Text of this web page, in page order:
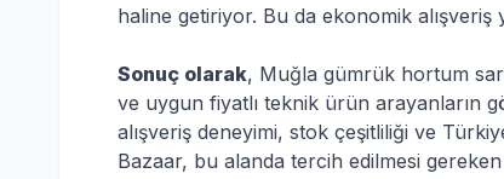
haline getiriyor. Bu da ekonomik
Sonuç olarak, Muğla gümrük hortum
ve uygun fiyatlı teknik ürün arayanların
alışveriş deneyimi, stok çeşitliliği ve
Bazaar, bu alanda tercih edilmesi